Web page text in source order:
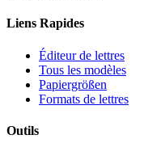
Liens Rapides
Éditeur de lettres
Tous les modèles
Papiergrößen
Formats de lettres
Outils